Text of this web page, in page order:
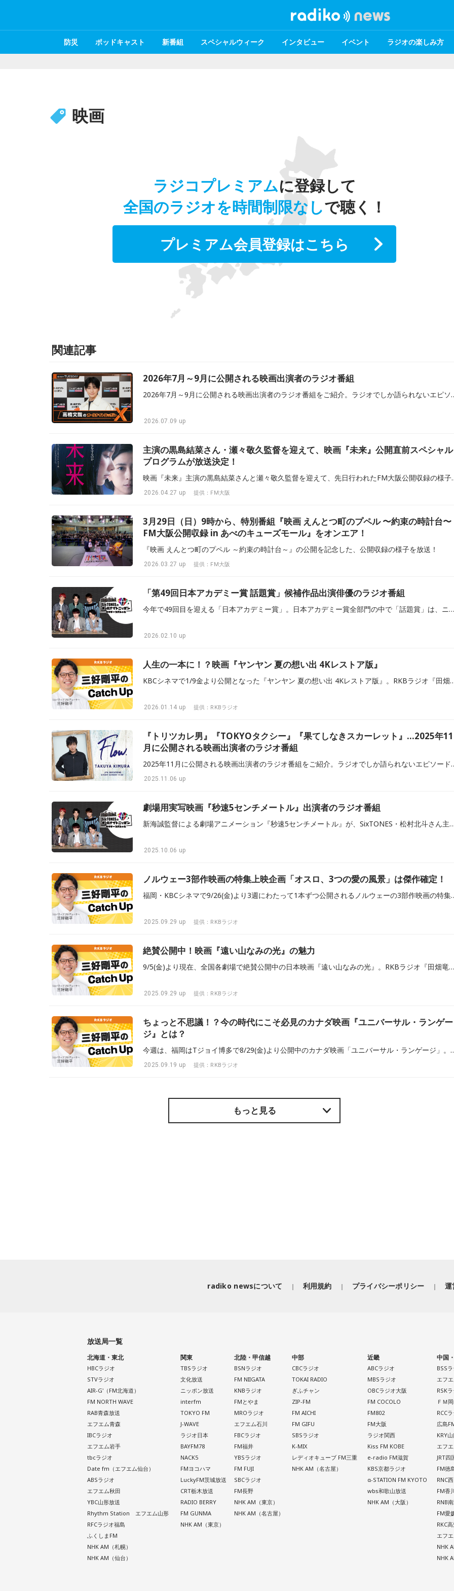
防災 ポッドキャスト 新番組 スペシャルウィーク インタビュー イベント ラジオの楽しみ方
映画
ラジコプレミアムに登録して
全国のラジオを時間制限なしで聴く！
プレミアム会員登録はこちら
関連記事
2026年7月～9月に公開される映画出演者のラジオ番組
2026年7月～9月に公開される映画出演者のラジオ番組をご紹介。ラ
2026.07.09 up
主演の黒島結菜さん・瀬々敬久監督を迎えて、映画『未来』公開直前スペシャル
プログラムが放送決定！
映画『未来』主演の黒島結菜さんと瀬々敬久監
2026.04.27 up 提供：FM大阪
3月29日（日）9時から、特別番組『映画 えんとつ町のプペル 〜約束の時計台〜
FM大阪公開収録 in あべのキューズモール』をオンエア！
『映画 えんとつ町のプペル ～約束の時計台～』の公開を記念した、公開収録の様子を放送！
2026.03.27 up 提供：FM大阪
「第49回日本アカデミー賞 話題賞」候補作品出演俳優のラジオ番組
今年で49回目を迎える「日本アカデミー賞」。日本アカデミー賞全部門の中で「話題賞」は、ニッポン放送『オールナイトニッポン』のリスナー投票によって決定します。当記事では、「第49回日本アカデミー賞 話題賞」受賞が期待される候補作品とともに、出演俳優がパーソナリティを務めるラジオ番組をピックアップしてご紹介します。
2026.02.10 up
人生の一本に！？映画『ヤンヤン 夏の想い出 4Kレストア版』
KBCシネマで1/9金より公開となった『ヤンヤン 夏の想い出 4Kレストア版』。RKBラジオ『田畑竜介GrooooowUp』に出演しているクリエイティブプロデューサーの三好剛平さんが、これまでその過去作のレストア版が一本ずつ公開されていく度に繰り返し取り上げてきた台湾の映画監督エドワード・ヤン。今回は2000年に発表された彼の遺作にして集
2026.01.14 up 提供：RKBラジオ
『トリツカレ男』『TOKYOタクシー』『果てしなきスカーレット』…2025年11
月に公開される映画出演者のラジオ番組
2025年11月に公開される映画出演者のラジオ番組をご紹介。ラジ
2025.11.06 up
劇場用実写映画『秒速5センチメートル』出演者のラジオ番組
新海誠監督による劇場アニメーション『秒速5センチメートル』が、SixTONES・松村北斗さん主演で実写映画化。10月10日（金）に全国で公開されます。 当記事では、劇場用実写映画『秒速5センチメートル』の出演者及びアーティストがパーソナリティを務めるラジオ番組をご紹介します。
2025.10.06 up
ノルウェー3部作映画の特集上映企画「オスロ、3つの愛の風景」は傑作確定！
福岡・KBCシネマで9/26(金)より3週にわたって1本ずつ公開されるノルウェーの3部作映画の特集上映企画【オスロ、3つの愛の風景】『DREAMS』『SEX』『LOVE』。『DREAMS』『SEX』『LOVE』
2025.09.29 up 提供：RKBラジオ
絶賛公開中！映画『遠い山なみの光』の魅力
9/5(金)より現在、全国各劇場で絶賛公開中の日本映画『遠い山なみの光』。RKBラジオ『田畑竜介GrooooowUp』では既に9/2に神戸金史さんがCatch Upでも取り上げた一本だが、クリエイティブプロデューサーの三好剛平さんも遅ればせながら拝見したところ、これが期待をかなり上回る仕上がりで思わず圧倒されたとのこと。まだ劇場鑑賞に間に合うこのタイミングで、その魅力を紹介した。
2025.09.29 up 提供：RKBラジオ
ちょっと不思議！？今の時代にこそ必見のカナダ映画『ユニバーサル・ランゲー
ジ』とは？
今週は、福岡はTジョイ博多で8/29(金)より公開中のカナダ映画「ユニバーサル・ランゲージ」。昨年のカンヌ国際映画祭の監督週間で観客賞を受賞し、アカデミー賞ではカナダ代表にまで選ばれた話題の一作。ち
2025.09.19 up 提供：RKBラジオ
もっと見る
radiko newsについて 利用規約 プライバシーポリシー 運
放送局一覧
北海道・東北
HBCラジオ
STVラジオ
AIR-G'（FM北海道）
FM NORTH WAVE
RAB青森放送
エフエム青森
IBCラジオ
エフエム岩手
tbcラジオ
Date fm（エフエム仙台）
ABSラジオ
エフエム秋田
YBC山形放送
Rhythm Station エフエム山形
RFCラジオ福島
ふくしまFM
NHK AM（札幌）
NHK AM（仙台）
関東
TBSラジオ
文化放送
ニッポン放送
interfm
TOKYO FM
J-WAVE
ラジオ日本
BAYFM78
NACK5
FMヨコハマ
LuckyFM茨城放送
CRT栃木放送
RADIO BERRY
FM GUNMA
NHK AM（東京）
北陸・甲信越
BSNラジオ
FM NIIGATA
KNBラジオ
FMとやま
MROラジオ
エフエム石川
FBCラジオ
FM福井
YBSラジオ
FM FUJI
SBCラジオ
FM長野
NHK AM（東京）
NHK AM（名古屋）
中部
CBCラジオ
TOKAI RADIO
ぎふチャン
ZIP-FM
FM AICHI
FM GIFU
SBSラジオ
K-MIX
レディオキューブ FM三重
NHK AM（名古屋）
近畿
ABCラジオ
MBSラジオ
OBCラジオ大阪
FM COCOLO
FM802
FM大阪
ラジオ関西
Kiss FM KOBE
e-radio FM滋賀
KBS京都ラジオ
α-STATION FM KYOTO
wbs和歌山放送
NHK AM（大阪）
中国
BSS
エフ
RSK
ＦＭ
RCC
広島
KRY
エフ
JRT四
FM徳
RNC
FM香
RNB
FM愛
RKC
エフ
NHK
NHK